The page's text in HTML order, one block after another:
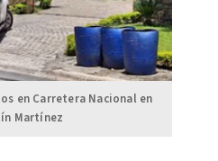
en Carretera Nacional en
Martínez